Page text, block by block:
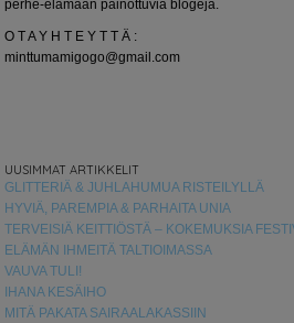
perhe-elämään painottuvia blogeja.
O T A Y H T E Y T T Ä :
minttumamigogo@gmail.com
UUSIMMAT ARTIKKELIT
GLITTERIÄ & JUHLAHUMUA RISTEILYLLÄ
HYVIÄ, PAREMPIA & PARHAITA UNIA
TERVEISIÄ KEITTIÖSTÄ – KOKEMUKSIA
ELÄMÄN IHMEITÄ TALTIOIMASSA
VAUVA TULI!
IHANA KESÄIHO
MITÄ PAKATA SAIRAALAKASSIIN